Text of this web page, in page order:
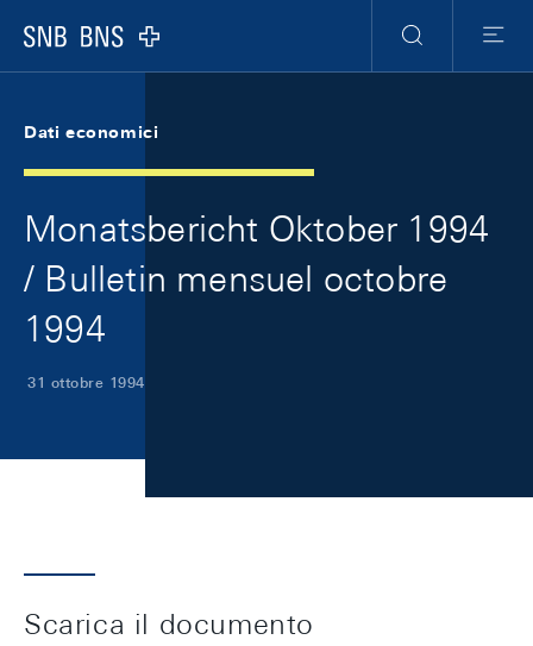
Logo
Ricerca
Menu
Dati economici
Monatsbericht Oktober 1994
/ Bulletin mensuel octobre
1994
31 ottobre 1994
Scarica il documento